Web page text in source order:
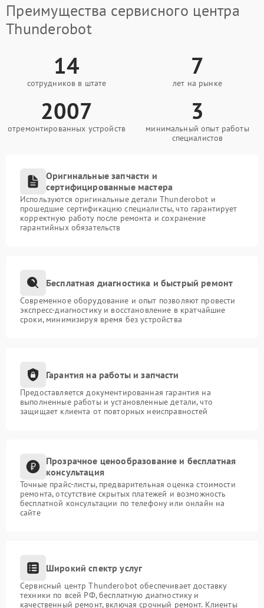
Преимущества сервисного центра
Thunderobot
14
сотрудников в штате
7
лет на рынке
2007
отремонтированных устройств
3
минимальный опыт работы
специалистов
Оригинальные запчасти и
сертифицированные мастера
Используются оригинальные детали Thunderobot и
прошедшие сертификацию специалисты, что гарантирует
корректную работу после ремонта и сохранение
гарантийных обязательств
Бесплатная диагностика и быстрый ремонт
Современное оборудование и опыт позволяют провести
экспресс-диагностику и восстановление в кратчайшие
сроки, минимизируя время без устройства
Гарантия на работы и запчасти
Предоставляется документированная гарантия на
выполненные работы и установленные детали, что
защищает клиента от повторных неисправностей
Прозрачное ценообразование и бесплатная
консультация
Точные прайс-листы, предварительная оценка стоимости
ремонта, отсутствие скрытых платежей и возможность
бесплатной консультации по телефону или онлайн на
сайте
Широкий спектр услуг
Сервисный центр Thunderobot обеспечивает доставку
техники по всей РФ, бесплатную диагностику и
качественный ремонт, включая срочный ремонт. Клиенты